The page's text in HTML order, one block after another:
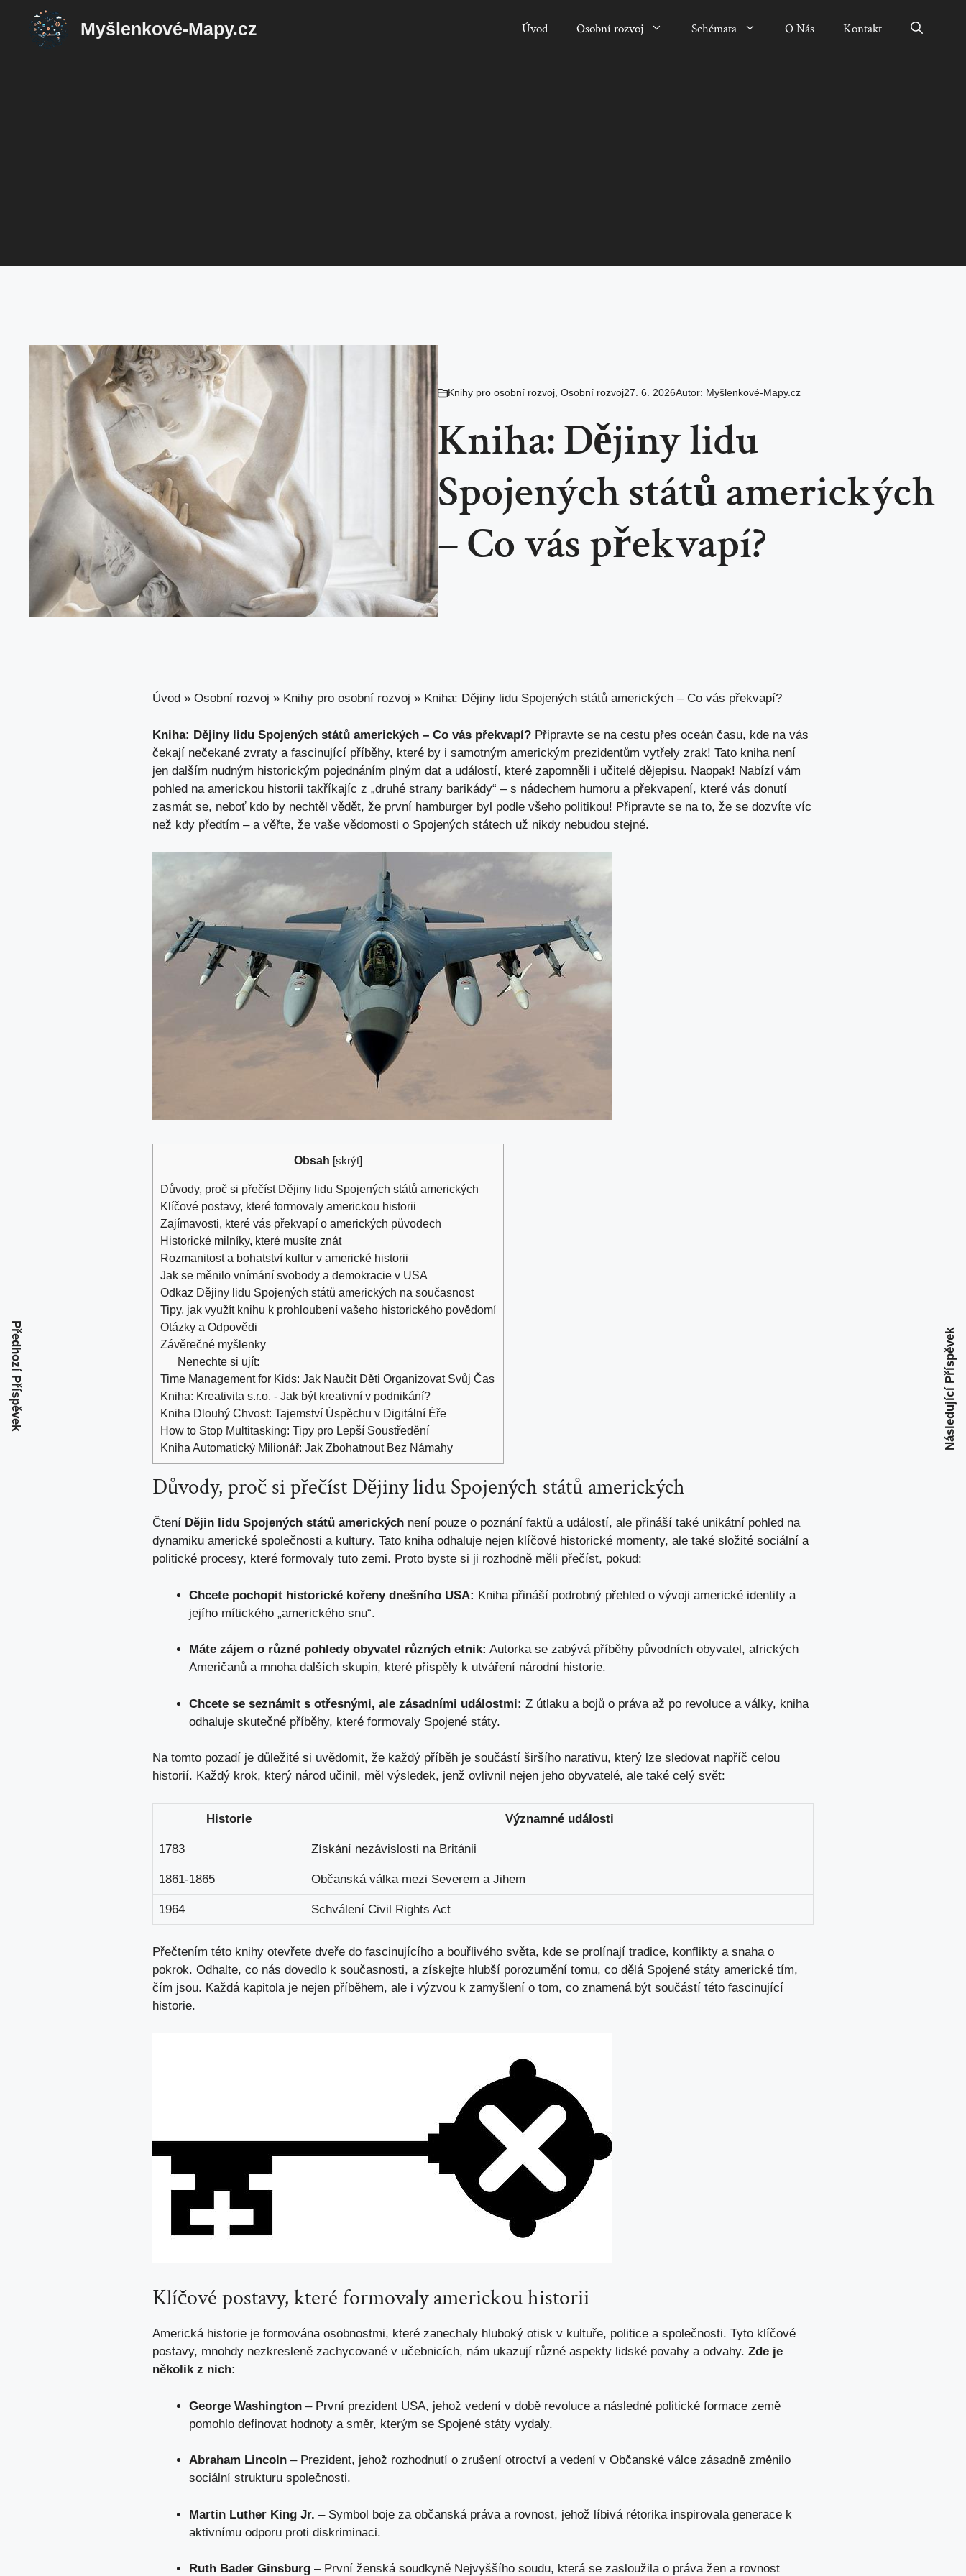
Přeskočit
Myšlenkové-Mapy.cz Úvod Osobní rozvoj Schémata O Nás Kontakt
Knihy pro osobní rozvoj, Osobní rozvoj27. 6. 2026Autor: Myšlenkové-Mapy.cz
Kniha: Dějiny lidu
Spojených států amerických
– Co vás překvapí?
Úvod » Osobní rozvoj » Knihy pro osobní rozvoj » Kniha: Dějiny lidu Spojených států amerických – Co vás překvapí?
Kniha: Dějiny lidu Spojených států amerických – Co vás překvapí? Připravte se na cestu přes oceán času, kde na vás
čekají nečekané zvraty a fascinující příběhy, které by i samotným americkým prezidentům vytřely zrak! Tato kniha není
jen dalším nudným historickým pojednáním plným dat a událostí, které zapomněli i učitelé dějepisu. Naopak! Nabízí vám
pohled na americkou historii takříkajíc z „druhé strany barikády“ – s nádechem humoru a překvapení, které vás donutí
zasmát se, neboť kdo by nechtěl vědět, že první hamburger byl podle všeho politikou! Připravte se na to, že se dozvíte víc
než kdy předtím – a věřte, že vaše vědomosti o Spojených státech už nikdy nebudou stejné.
Obsah [skrýt]
Důvody, proč si přečíst Dějiny lidu Spojených států amerických
Klíčové postavy, které formovaly americkou historii
Zajímavosti, které vás překvapí o amerických původech
Historické milníky, které musíte znát
Rozmanitost a bohatství kultur v americké historii
Jak se měnilo vnímání svobody a demokracie v USA
Odkaz Dějiny lidu Spojených států amerických na současnost
Tipy, jak využít knihu k prohloubení vašeho historického povědomí
Otázky a Odpovědi
Závěrečné myšlenky
Nenechte si ujít:
Time Management for Kids: Jak Naučit Děti Organizovat Svůj Čas
Kniha: Kreativita s.r.o. - Jak být kreativní v podnikání?
Kniha Dlouhý Chvost: Tajemství Úspěchu v Digitální Éře
How to Stop Multitasking: Tipy pro Lepší Soustředění
Kniha Automatický Milionář: Jak Zbohatnout Bez Námahy
Důvody, proč si přečíst Dějiny lidu Spojených států amerických
Čtení Dějin lidu Spojených států amerických není pouze o poznání faktů a událostí, ale přináší také unikátní pohled na
dynamiku americké společnosti a kultury. Tato kniha odhaluje nejen klíčové historické momenty, ale také složité sociální a
politické procesy, které formovaly tuto zemi. Proto byste si ji rozhodně měli přečíst, pokud:
Chcete pochopit historické kořeny dnešního USA: Kniha přináší podrobný přehled o vývoji americké identity a
jejího mítického „amerického snu“.
Máte zájem o různé pohledy obyvatel různých etnik: Autorka se zabývá příběhy původních obyvatel, afrických
Američanů a mnoha dalších skupin, které přispěly k utváření národní historie.
Chcete se seznámit s otřesnými, ale zásadními událostmi: Z útlaku a bojů o práva až po revoluce a války, kniha
odhaluje skutečné příběhy, které formovaly Spojené státy.
Na tomto pozadí je důležité si uvědomit, že každý příběh je součástí širšího narativu, který lze sledovat napříč celou
historií. Každý krok, který národ učinil, měl výsledek, jenž ovlivnil nejen jeho obyvatelé, ale také celý svět:
Historie Významné události
1783 Získání nezávislosti na Británii
1861-1865 Občanská válka mezi Severem a Jihem
1964 Schválení Civil Rights Act
Přečtením této knihy otevřete dveře do fascinujícího a bouřlivého světa, kde se prolínají tradice, konflikty a snaha o
pokrok. Odhalte, co nás dovedlo k současnosti, a získejte hlubší porozumění tomu, co dělá Spojené státy americké tím,
čím jsou. Každá kapitola je nejen příběhem, ale i výzvou k zamyšlení o tom, co znamená být součástí této fascinující
historie.
Klíčové postavy, které formovaly americkou historii
Americká historie je formována osobnostmi, které zanechaly hluboký otisk v kultuře, politice a společnosti. Tyto klíčové
postavy, mnohdy nezkresleně zachycované v učebnicích, nám ukazují různé aspekty lidské povahy a odvahy. Zde je
několik z nich:
George Washington – První prezident USA, jehož vedení v době revoluce a následné politické formace země
pomohlo definovat hodnoty a směr, kterým se Spojené státy vydaly.
Abraham Lincoln – Prezident, jehož rozhodnutí o zrušení otroctví a vedení v Občanské válce zásadně změnilo
sociální strukturu společnosti.
Martin Luther King Jr. – Symbol boje za občanská práva a rovnost, jehož líbivá rétorika inspirovala generace k
aktivnímu odporu proti diskriminaci.
Ruth Bader Ginsburg – První ženská soudkyně Nejvyššího soudu, která se zasloužila o práva žen a rovnost
Předhozí Příspěvek Následující Příspěvek